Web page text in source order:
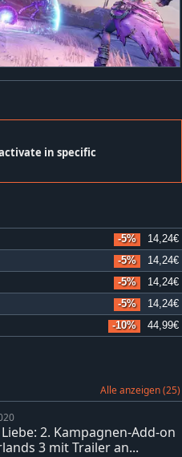
in specific
-5% 14,24€
-5% 14,24€
-5% 14,24€
-5% 14,24€
-10% 44,99€
Alle anzeigen (25)
2. Kampagnen-Add-on
3 mit Trailer an...